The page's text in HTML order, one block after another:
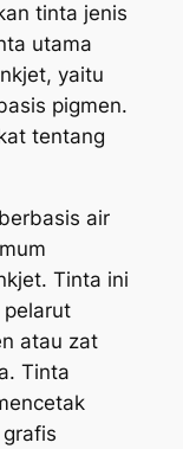
tinta jenis
utama
yaitu
pigmen.
tentang
air
Tinta ini
pelarut
atau zat
Tinta